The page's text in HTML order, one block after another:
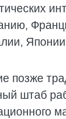
позже
штаб